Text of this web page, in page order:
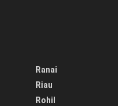
Ranai
Riau
Rohil